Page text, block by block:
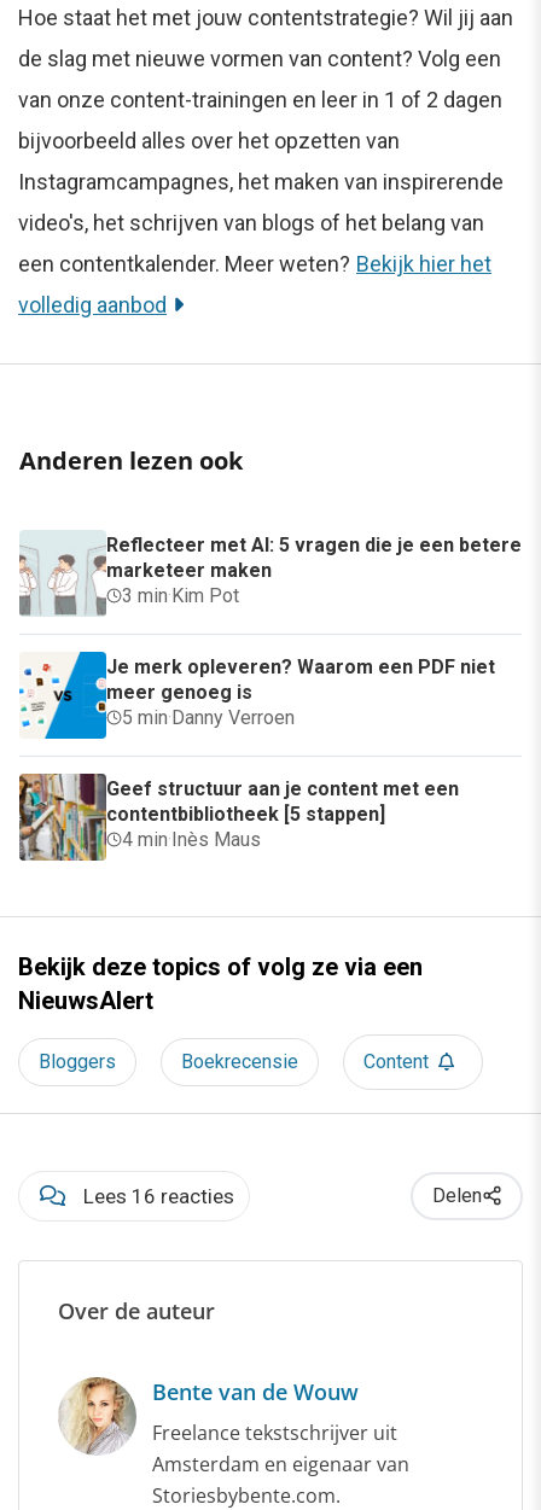
Hoe staat het met jouw contentstrategie? Wil jij aan
de slag met nieuwe vormen van content? Volg een
van onze content-trainingen en leer in 1 of 2 dagen
bijvoorbeeld alles over het opzetten van
Instagramcampagnes, het maken van inspirerende
video's, het schrijven van blogs of het belang van
een contentkalender. Meer weten? Bekijk hier het
volledig aanbod
Anderen lezen ook
Reflecteer met AI: 5 vragen die je een betere
marketeer maken
3 min·Kim Pot
Je merk opleveren? Waarom een PDF niet
meer genoeg is
5 min·Danny Verroen
Geef structuur aan je content met een
contentbibliotheek [5 stappen]
4 min·Inès Maus
Bekijk deze topics of volg ze via een
NieuwsAlert
Bloggers Boekrecensie Content
Lees 16 reacties Delen
Over de auteur
Bente van de Wouw
Freelance tekstschrijver uit
Amsterdam en eigenaar van
Storiesbybente.com.